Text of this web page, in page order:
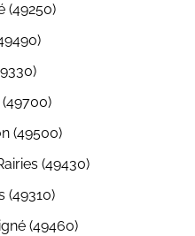
(49250)
(49500)
(49430)
(49310)
(49460)